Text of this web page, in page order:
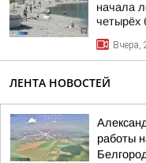
начала
четырёх
Вчера,
ЛЕНТА НОВОСТЕЙ
работы